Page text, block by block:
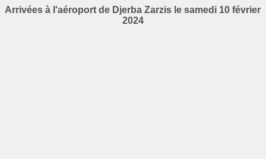
Arrivées à l'aéroport de Djerba Zarzis le samedi 10 février
2024